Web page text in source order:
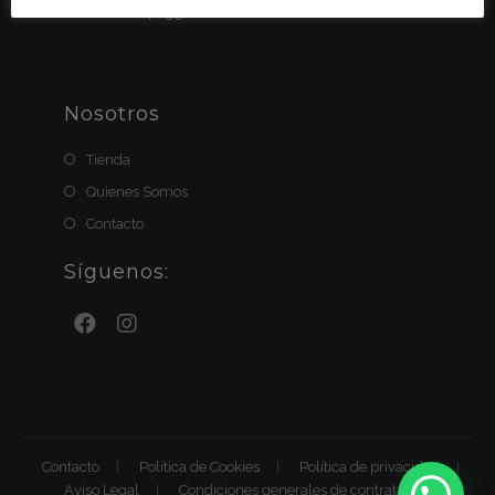
Nosotros
Tienda
Quienes Somos
Contacto
Síguenos:
Contacto Política de Cookies
Política de privacidad
Aviso Legal
Condiciones generales de contratación